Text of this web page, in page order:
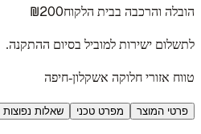
הובלה והרכבה בבית הלקוח₪200
לתשלום ישירות למוביל בסיום ההתקנה.
טווח אזורי חלוקה אשקלון-חיפה
פרטי המוצר מפרט טכני שאלות נפוצות